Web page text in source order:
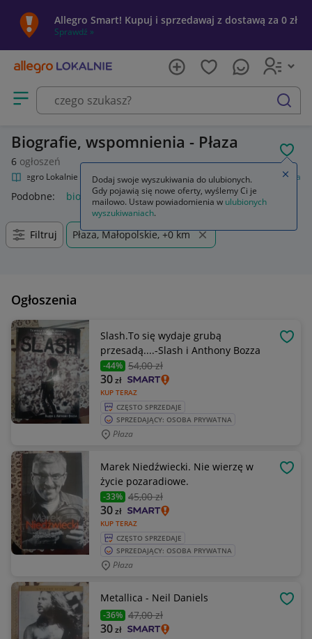
Allegro Smart! Kupuj i sprzedawaj z dostawą za 0 zł
Sprawdź »
Otwórz menu z kategoriami
szukaj
Biografie, wspomnienia - Płaza
6 ogłoszeń
Allegro Lokalnie Kultura i rozrywka Książki Biografie, wspomnienia
Podobne: biografie wspomnienia
Filtruj Płaza, Małopolskie, +0 km
Ogłoszenia
Slash.To się wydaje grubą
przesadą....-Slash i Anthony Bozza
-44% 54,00 zł
KUP TERAZ
30zł
CZĘSTO SPRZEDAJE
SPRZEDAJĄCY: OSOBA PRYWATNA
Płaza
Marek Niedźwiecki. Nie wierzę w
życie pozaradiowe.
-33% 45,00 zł
KUP TERAZ
30zł
CZĘSTO SPRZEDAJE
SPRZEDAJĄCY: OSOBA PRYWATNA
Płaza
Metallica - Neil Daniels
-36% 47,00 zł
30zł
Dodaj swoje wyszukiwania do ulubionych.
Gdy pojawią się nowe oferty, wyślemy Ci je
mailowo. Ustaw powiadomienia w ulubionych
wyszukiwaniach.